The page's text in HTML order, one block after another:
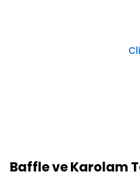
Baffle ve Karolam